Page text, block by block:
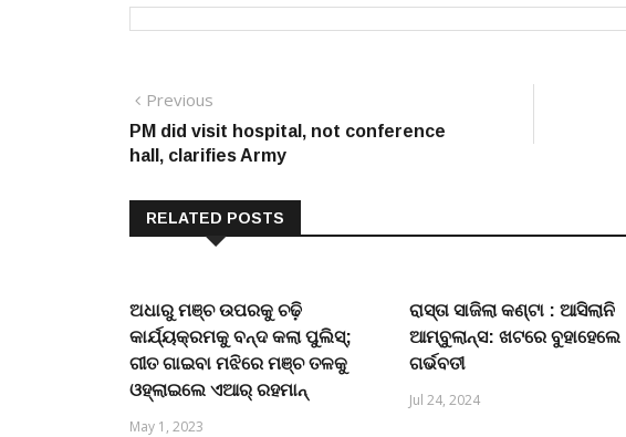
Post
navigation
Previous
post:
PM did visit hospital, not conference
hall, clarifies Army
RELATED POSTS
ଅଧାରୁ ମଞ୍ଚ ଉପରକୁ ଚଢ଼ି
କାର୍ଯ୍ୟକ୍ରମକୁ ବନ୍ଦ କଲା ପୁଲିସ୍;
ଗୀତ ଗାଇବା ମଝିରେ ମଞ୍ଚ ତଳକୁ
ଓହ୍ଲାଇଲେ ଏଆର୍ ରହମାନ୍
May 1, 2023
ରାସ୍ତା ସାଜିଲା କଣ୍ଟା : ଆସିଲାନି
ଆମ୍ବୁଲାନ୍ସ: ଖଟରେ ବୁହାହେଲେ
ଗର୍ଭବତୀ
Jul 24, 2024